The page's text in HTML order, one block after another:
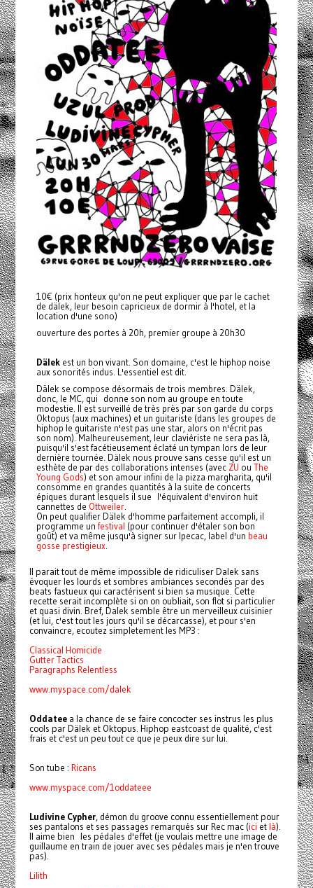
10€ (prix honteux qu'on ne peut expliquer que par le cachet
de dälek, leur besoin capricieux de dormir à l'hotel, et la
location d'une sono)
ouverture des portes à 20h, premier groupe à 20h30
Dälekest un bon vivant. Son domaine, c'est le hiphop noise
aux sonorités indus. L'essentiel est dit.
Dälek se compose désormais de trois membres. Dälek,
donc, le MC, qui donne son nom au groupe en toute
modestie. Il est surveillé de très près par son garde du corps
Oktopus (aux machines) et un guitariste (dans les groupes de
hiphop le guitariste n'est pas une star, alors on n'écrit pas
son nom). Malheureusement, leur claviériste ne sera pas là,
puisqu'il s'est facétieusement éclaté un tympan lors de leur
dernière tournée. Dälek nous prouve sans cesse qu'il est un
esthète de par des collaborations intenses (avec ZU ou The
Young Gods) et son amour infini de la pizza margharita, qu'il
consomme en grandes quantités à la suite de concerts
épiques durant lesquels il sue l'équivalent d'environ huit
cannettes de Ottweiler.
On peut qualifier Dälek d'homme parfaitement accompli, il
programme un festival (pour continuer d'étaler son bon
goût) et va même jusqu'à signer sur Ipecac, label d'un beau
gosse prestigieux
Il parait tout de même impossible de ridiculiser Dalek sans
évoquer les lourds et sombres ambiances secondés par des
beats fastueux qui caractérisent si bien sa musique. Cette
recette serait incomplète si on on oubliait, son flot si particulier
et quasi divin. Bref, Dalek semble être un merveilleux cuisinier
(et lui, c'est tout les jours qu'il se décarcasse), et pour s'en
convaincre, ecoutez simpletement les MP3 :
Classical Homicide
Gutter Tactics
Paragraphs Relentless
www.myspace.com/dalek
Oddateea la chance de se faire concocter ses instrus les plus
cools par Dälek et Oktopus. Hiphop eastcoast de qualité, c'est
frais et c'est un peu tout ce que je peux dire sur lui.
Son tube : Ricans
www.myspace.com/1oddateee
Ludivine Cypher, démon du groove connu essentiellement pour
ses pantalons et ses passages remarqués sur Rec mac (ici etlà).
Il aime bien les pédales d'effet (je voulais mettre une image de
guillaume en train de jouer avec ses pédales mais je n'en trouve
pas).
Lilith